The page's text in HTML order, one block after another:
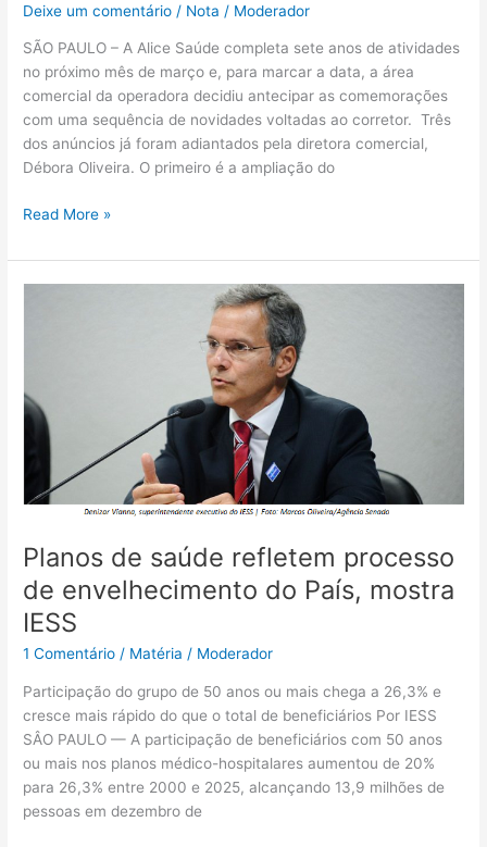
Deixe um comentário / Nota / Moderador
SÃO PAULO – A Alice Saúde completa sete anos de atividades
no próximo mês de março e, para marcar a data, a área
comercial da operadora decidiu antecipar as comemorações
com uma sequência de novidades voltadas ao corretor. Três
dos anúncios já foram adiantados pela diretora comercial,
Débora Oliveira. O primeiro é a ampliação do
(02)
Read More »
Planos de saúde refletem processo
de envelhecimento do País, mostra
IESS
1 Comentário / Matéria / Moderador
Participação do grupo de 50 anos ou mais chega a 26,3% e
cresce mais rápido do que o total de beneficiários Por IESS
SÂO PAULO — A participação de beneficiários com 50 anos
ou mais nos planos médico-hospitalares aumentou de 20%
para 26,3% entre 2000 e 2025, alcançando 13,9 milhões de
pessoas em dezembro de
processo
de
envelhecimento
País,
mostra